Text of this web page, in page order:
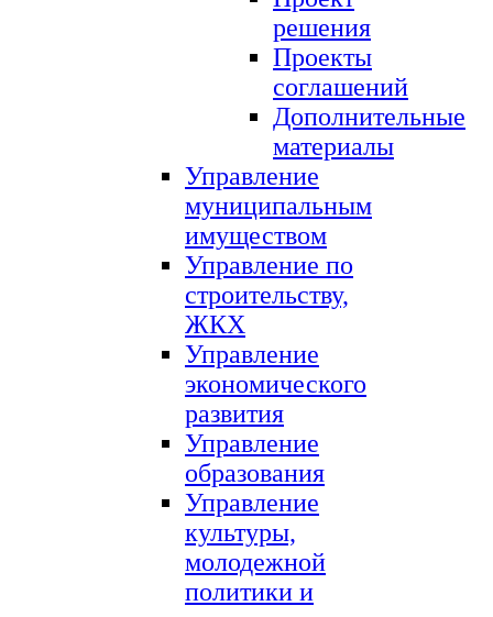
решения
Проекты
соглашений
Дополнительные
материалы
Управление
муниципальным
имуществом
Управление по
строительству,
ЖКХ
Управление
экономического
развития
Управление
образования
Управление
культуры,
молодежной
политики и